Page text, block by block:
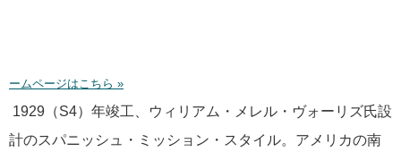
ームページはこちら »
1929（S4）年竣工、ウィリアム・メレル・ヴォーリズ氏設
計のスパニッシュ・ミッション・スタイル。アメリカの南